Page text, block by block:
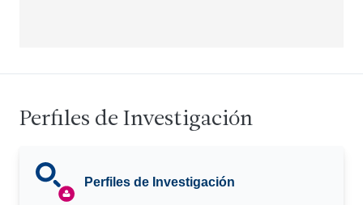
Perfiles de Investigación
Perfiles de Investigación